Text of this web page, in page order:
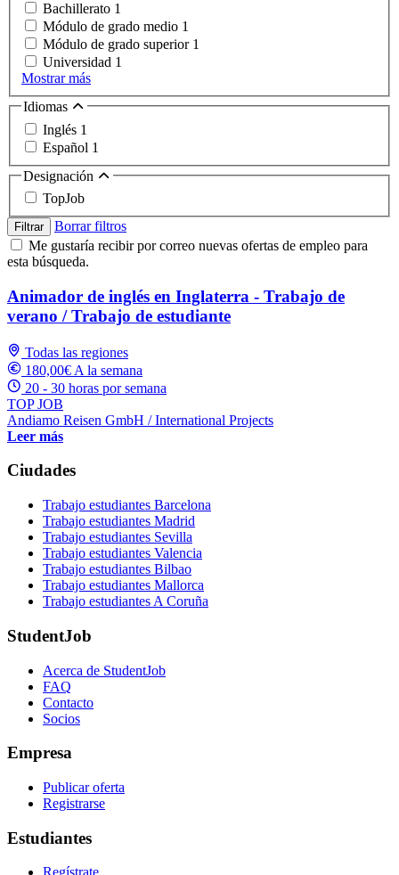
Bachillerato 1
Módulo de grado medio 1
Módulo de grado superior 1
Universidad 1
Mostrar más
Idiomas
Inglés 1
Español 1
Designación
TopJob
Filtrar
Borrar filtros
Me gustaría recibir por correo nuevas ofertas de empleo para
esta búsqueda.
Animador de inglés en Inglaterra - Trabajo de
verano / Trabajo de estudiante
Todas las regiones
180,00€ A la semana
20 - 30 horas por semana
TOP JOB
Andiamo Reisen GmbH / International Projects
Leer más
Ciudades
Trabajo estudiantes Barcelona
Trabajo estudiantes Madrid
Trabajo estudiantes Sevilla
Trabajo estudiantes Valencia
Trabajo estudiantes Bilbao
Trabajo estudiantes Mallorca
Trabajo estudiantes A Coruña
StudentJob
Acerca de StudentJob
FAQ
Contacto
Socios
Empresa
Publicar oferta
Registrarse
Estudiantes